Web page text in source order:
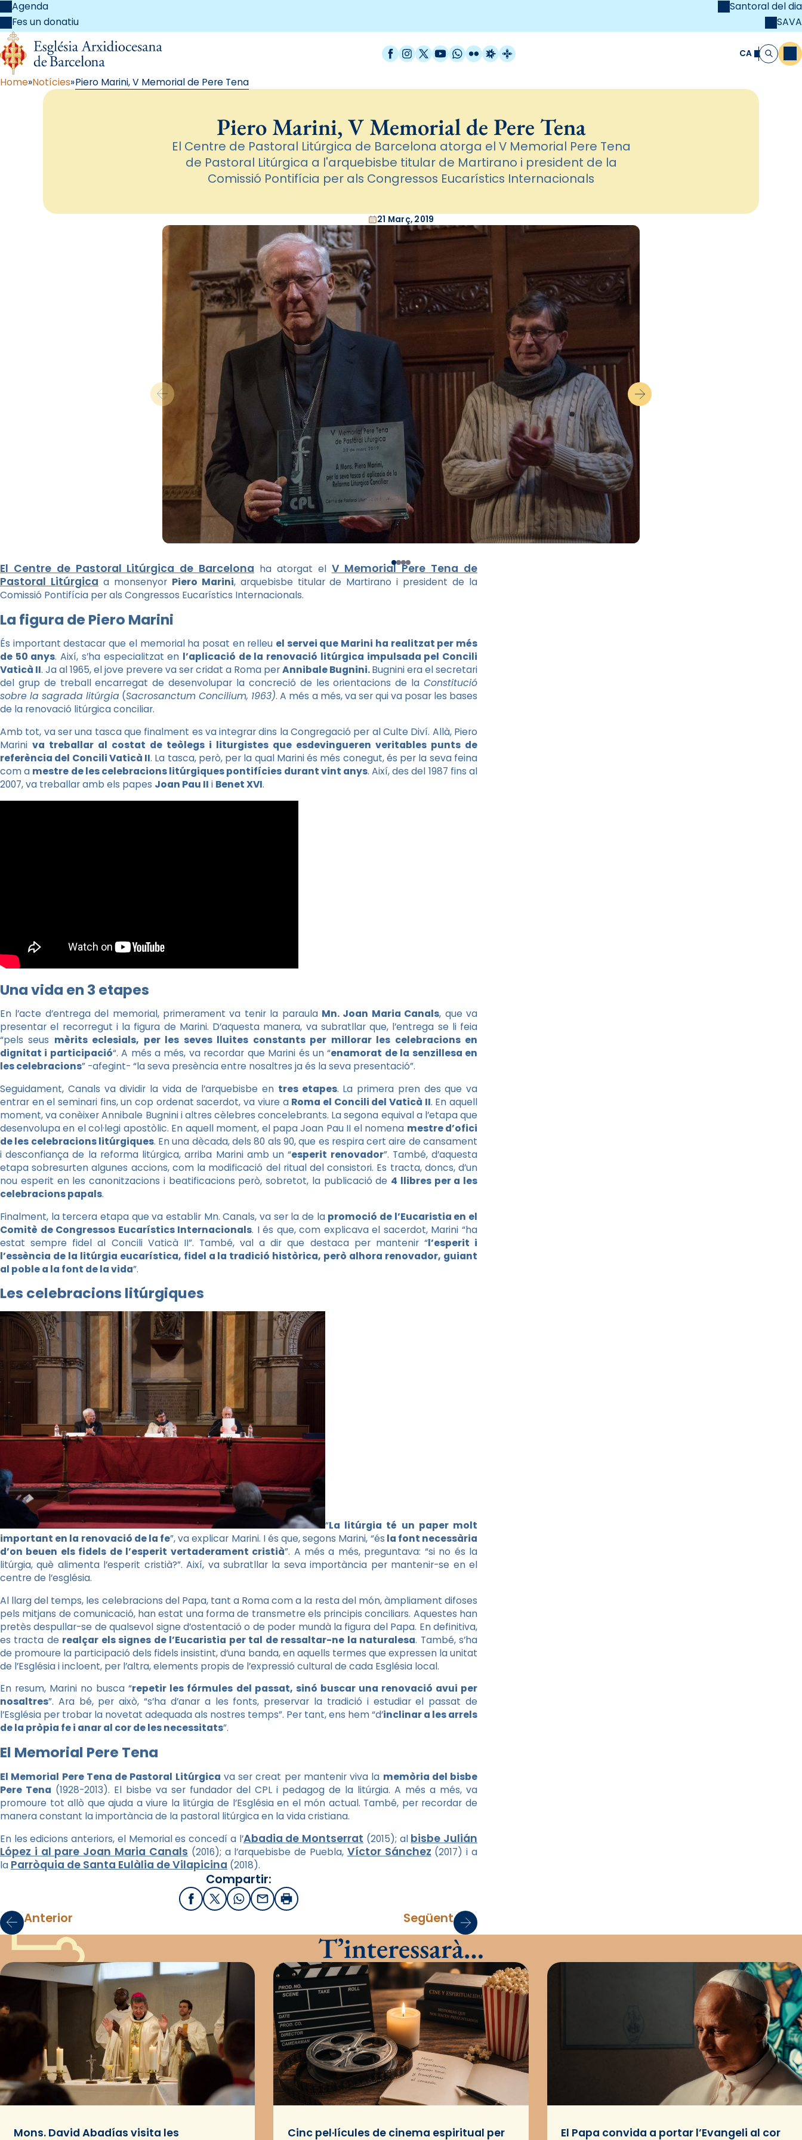
Agenda
Fes un donatiu
Santoral del dia
SAVA
Facebook
Instagram
X / Twitter
YouTube
WhatsApp
FlickrRadio Estel
Catalunya Cristiana CA Cerca
Home Notícies Piero Marini, V Memorial de Pere Tena
Piero Marini, V Memorial de Pere Tena
El Centre de Pastoral Litúrgica de Barcelona atorga el V Memorial Pere Tena
de Pastoral Litúrgica a l'arquebisbe titular de Martirano i president de la
Comissió Pontifícia per als Congressos Eucarístics Internacionals
21 Març, 2019
El Centre de Pastoral Litúrgica de Barcelona ha atorgat el V Memorial Pere Tena de
Pastoral Litúrgica a monsenyor Piero Marini, arquebisbe titular de Martirano i president de la
Comissió Pontifícia per als Congressos Eucarístics Internacionals.
La figura de Piero Marini
És important destacar que el memorial ha posat en relleu el servei que Marini ha realitzat per més
de 50 anys. Així, s’ha especialitzat en l’aplicació de la renovació litúrgica impulsada pel Concili
Vaticà II. Ja al 1965, el jove prevere va ser cridat a Roma perAnnibale Bugnini.Bugnini era el secretari
del grup de treball encarregat de desenvolupar la concreció de les orientacions de la Constitució
sobre la sagrada litúrgia (Sacrosanctum Concilium, 1963). A més a més, va ser qui va posar les bases
de la renovació litúrgica conciliar.
Amb tot, va ser una tasca que finalment es va integrar dins la Congregació per al Culte Diví. Allà, Piero
Marini va treballar al costat de teòlegs i liturgistes que esdevingueren veritables punts de
referència del Concili Vaticà II. La tasca, però, per la qual Marini és més conegut, és per la seva feina
com a mestre de les celebracions litúrgiques pontifícies durant vint anys. Així, des del 1987 fins al
2007, va treballar amb els papes Joan Pau II i Benet XVI.
Una vida en 3 etapes
En l’acte d’entrega del memorial, primerament va tenir la paraula Mn. Joan Maria Canals, que va
presentar el recorregut i la figura de Marini. D’aquesta manera, va subratllar que, l’entrega se li feia
“pels seus mèrits eclesials, per les seves lluites constants per millorar les celebracions en
dignitat i participació“. A més a més, va recordar que Marini és un “enamorat de la senzillesa en
les celebracions” -afegint- “la seva presència entre nosaltres ja és la seva presentació”.
Seguidament, Canals va dividir la vida de l’arquebisbe en tres etapes. La primera pren des que va
entrar en el seminari fins, un cop ordenat sacerdot, va viure a Roma el Concili del Vaticà II. En aquell
moment, va conèixer Annibale Bugnini i altres cèlebres concelebrants. La segona equival a l’etapa que
desenvolupa en el col·legi apostòlic. En aquell moment, el papa Joan Pau II el nomena mestre d’ofici
de les celebracions litúrgiques. En una dècada, dels 80 als 90, que es respira cert aire de cansament
i desconfiança de la reforma litúrgica, arriba Marini amb un “esperit renovador”. També, d’aquesta
etapa sobresurten algunes accions, com la modificació del ritual del consistori. Es tracta, doncs, d’un
nou esperit en les canonitzacions i beatificacions però, sobretot, la publicació de 4 llibres per a les
celebracions papals.
Finalment, la tercera etapa que va establir Mn. Canals, va ser la de la promoció de l’Eucaristia en el
Comitè de Congressos Eucarístics Internacionals. I és que, com explicava el sacerdot, Marini “ha
estat sempre fidel al Concili Vaticà II”. També, val a dir que destaca per mantenir “l’esperit i
l’essència de la litúrgia eucarística, fidel a la tradició històrica, però alhora renovador, guiant
al poble a la font de la vida”.
Les celebracions litúrgiques
“La litúrgia té un paper molt
important en la renovació de la fe”, va explicar Marini. I és que, segons Marini, “és la font necessària
d’on beuen els fidels de l’esperit vertaderament cristià”. A més a més, preguntava: “si no és la
litúrgia, què alimenta l’esperit cristià?”. Així, va subratllar la seva importància per mantenir-se en el
centre de l’església.
Al llarg del temps, les celebracions del Papa, tant a Roma com a la resta del món, àmpliament difoses
pels mitjans de comunicació, han estat una forma de transmetre els principis conciliars. Aquestes han
pretès despullar-se de qualsevol signe d’ostentació o de poder mundà la figura del Papa. En definitiva,
es tracta de realçar els signes de l’Eucaristia per tal de ressaltar-ne la naturalesa. També, s’ha
de promoure la participació dels fidels insistint, d’una banda, en aquells termes que expressen la unitat
de l’Església i incloent, per l’altra, elements propis de l’expressió cultural de cada Església local.
En resum, Marini no busca “repetir les fórmules del passat, sinó buscar una renovació avui per
nosaltres”. Ara bé, per això, “s’ha d’anar a les fonts, preservar la tradició i estudiar el passat de
l’Església per trobar la novetat adequada als nostres temps”. Per tant, ens hem “d’inclinar a les arrels
de la pròpia fe i anar al cor de les necessitats”.
El Memorial Pere Tena
El Memorial Pere Tena de Pastoral Litúrgica va ser creat per mantenir viva la memòria del bisbe
Pere Tena (1928-2013). El bisbe va ser fundador del CPL i pedagog de la litúrgia. A més a més, va
promoure tot allò que ajuda a viure la litúrgia de l’Església en el món actual. També, per recordar de
manera constant la importància de la pastoral litúrgica en la vida cristiana.
En les edicions anteriors, el Memorial es concedí a l’Abadia de Montserrat (2015); al bisbe Julián
López i al pare Joan Maria Canals (2016); a l’arquebisbe de Puebla, Víctor Sánchez (2017) i a
la Parròquia de Santa Eulàlia de Vilapicina (2018).
Compartir:
FacebookX / Twitter
WhatsApp
EmailImprimir
Anterior Següent
T’interessarà…
Mons. David Abadías visita les Cinc pel·lícules de cinema espiritual per El Papa convida a portar l’Evangeli al cor